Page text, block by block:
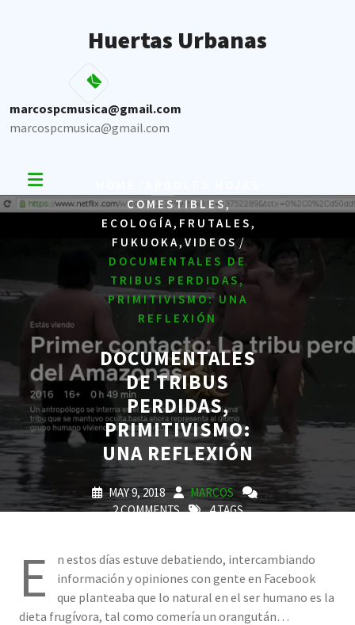
Huertas Urbanas
marcospcmusica@gmail.com
marcospcmusica@gmail.com
COMESTIBLES,
ECOLOGÍA, FRUTALES,
FUKUOKA, VIDEOS/
DOCUMENTALES DE
TRIBUS PERDIDAS,
PRIMITIVISMO: UNA
REFLEXIÓN
DOCUMENTALES
DE TRIBUS
PERDIDAS,
PRIMITIVISMO:
UNA REFLEXIÓN
MAY 9, 2018
MARCOS
2 COMMENTS
4 TAGS
E
n estos días estuve debatiendo, intercambiando
información y opiniones con gente en Facebook
que planteaba que lo natural en el ser humano es la
dieta frugívora, tal como comería un orangután…